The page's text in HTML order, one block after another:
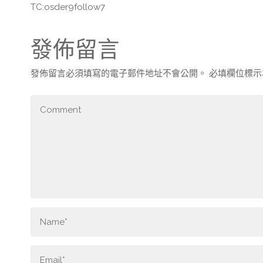
TC:osder9follow7
發佈留言
發佈留言必須填寫的電子郵件地址不會公開。 必填欄位標